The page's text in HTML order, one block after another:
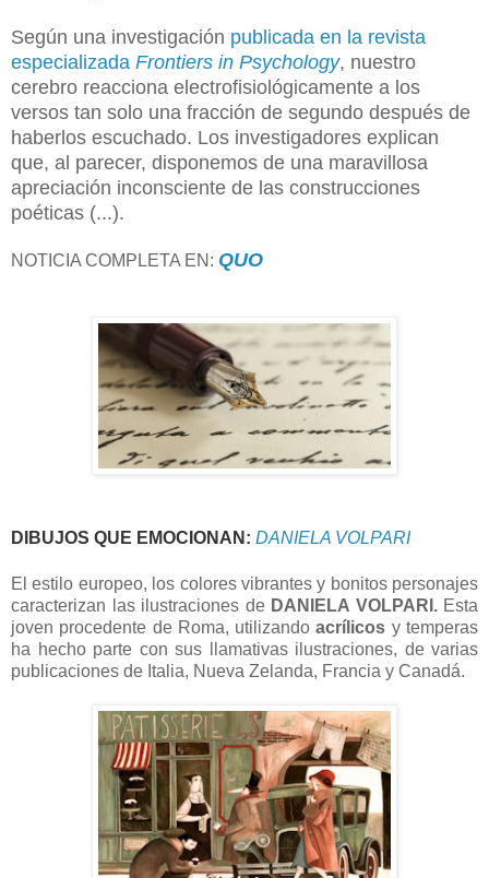
Según una investigación publicada en la revista
especializada Frontiers in Psychology, nuestro
cerebro reacciona electrofisiológicamente a los
versos tan solo una fracción de segundo después de
haberlos escuchado. Los investigadores explican
que, al parecer, disponemos de una maravillosa
apreciación inconsciente de las construcciones
poéticas (...).
NOTICIA COMPLETA EN: QUO
DIBUJOS QUE EMOCIONAN: DANIELA VOLPARI
El estilo europeo, los colores vibrantes y bonitos personajes
caracterizan las ilustraciones deDANIELA VOLPARI.Esta
joven procedente de Roma, utilizandoacrílicos y temperas
ha hecho parte con sus llamativas ilustraciones, de varias
publicaciones de Italia, Nueva Zelanda, Francia y Canadá.